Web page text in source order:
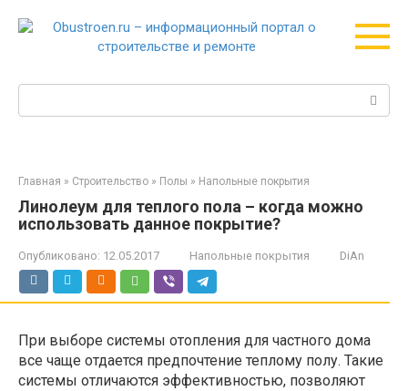
Поиск:
Главная » Строительство » Полы » Напольные покрытия
Линолеум для теплого пола – когда можно
использовать данное покрытие?
Опубликовано: 12.05.2017 Напольные покрытия DiAn
При выборе системы отопления для частного дома
все чаще отдается предпочтение теплому полу. Такие
системы отличаются эффективностью, позволяют